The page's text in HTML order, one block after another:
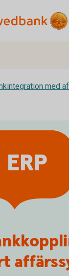
med
ERP